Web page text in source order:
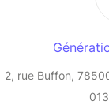
2, rue Buffon,